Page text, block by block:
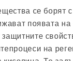
се борят
появата
на